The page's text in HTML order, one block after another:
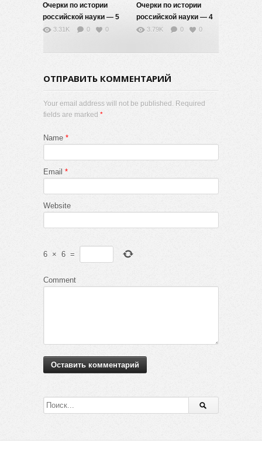
Очерки по истории
российской науки — 5
3.31K 0 0
Очерки по истории
российской науки — 4
3.79K 0 0
ОТПРАВИТЬ КОММЕНТАРИЙ
Your email address will not be published. Required
fields are marked *
Name *
Email *
Website
6 × 6 =
Comment